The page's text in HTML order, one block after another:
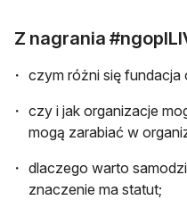
Z nagrania
czym różni się fundacja
czy i jak organizacje
mogą zarabiać w
dlaczego warto
znaczenie ma statut;